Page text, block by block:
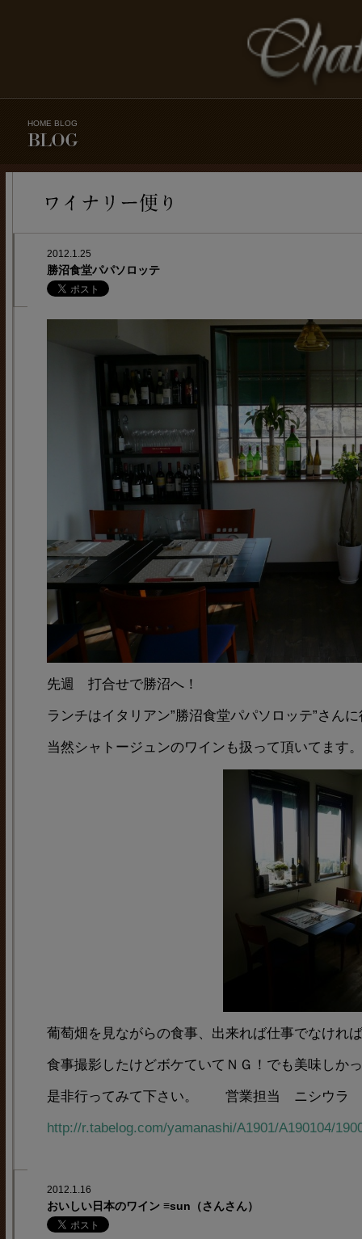
HOME BLOG
2012.1.25
勝沼食堂パパソロッテ
先週 打合せで勝沼へ！
ランチはイタリアン”勝沼食堂パパソロッテ”さん
当然シャトージュンのワインも扱って頂いてます。
葡萄畑を見ながらの食事、出来れば仕事でなけれ
食事撮影したけどボケていてＮＧ！でも美味しか
是非行ってみて下さい。 営業担当 ニシウラ
http://r.tabelog.com/yamanashi/A1901/A190104/
2012.1.16
おいしい日本のワイン ≡sun（さんさん）